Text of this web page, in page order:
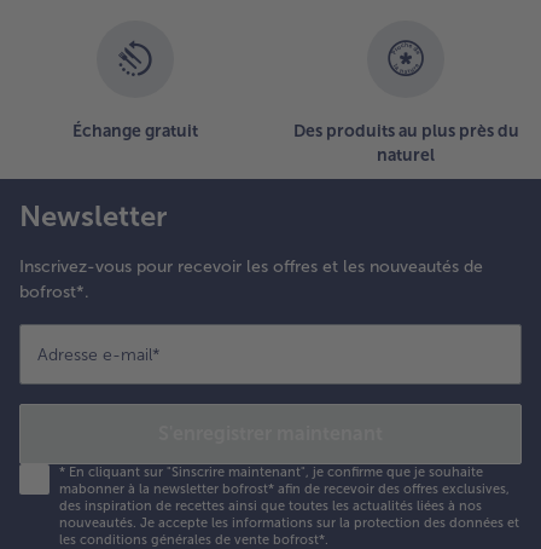
Échange gratuit
Des produits au plus près du
naturel
Newsletter
Inscrivez-vous pour recevoir les offres et les nouveautés de
bofrost*.
Adresse e-mail*
* En cliquant sur "Sinscrire maintenant", je confirme que je souhaite
mabonner à la newsletter bofrost* afin de recevoir des offres exclusives,
des inspiration de recettes ainsi que toutes les actualités liées à nos
nouveautés. Je accepte les informations sur la protection des données et
les conditions générales de vente bofrost*.